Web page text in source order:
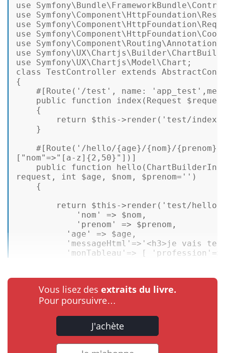
use
Symfony\ Bundle\ FrameworkBundle\
use
Symfony\Component\ HttpFoundation\
use
Symfony\Component\ HttpFoundation\
use
Symfony\Component\ HttpFoundation\
use
Symfony\Component\ Routing\Annotation
use
Symfony\UX\Chartjs\ Builder\
use
Symfony\UX\Chartjs\ Model\Chart
class
TestController extends
{
#[Route ( '/test' , name : 'app_test' ,
public
function index ( Request
{
return
$this ->render ( 'test/
}
#[Route ( '/hello/{age}/{nom}/{prenom}'
[ "nom"=>"[a-z]{2,50}" ]) ]
public
function hello (
request, int $age , $nom , $prenom= '' )
{
return
$this ->render ( 'test/
'nom'
=> $nom ,
'prenom'
=> $prenom ,
'age'
=> $age ,
'messageHtml' => '<h3>je vais
'monTableau' => [ 'profession' =>
Vous lisez des extraits du livre.
Pour poursuivre…
J'achète